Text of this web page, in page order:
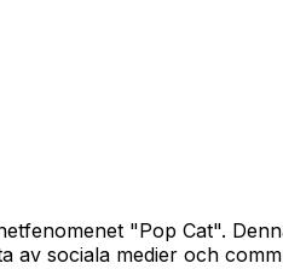
"Pop Cat".
sociala medier och